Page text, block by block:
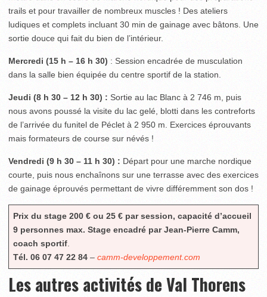
trails et pour travailler de nombreux muscles ! Des ateliers
ludiques et complets incluant 30 min de gainage avec bâtons. Une
sortie douce qui fait du bien de l’intérieur.
Mercredi (15 h – 16 h 30) : Session encadrée de musculation
dans la salle bien équipée du centre sportif de la station.
Jeudi (8 h 30 – 12 h 30) : Sortie au lac Blanc à 2 746 m, puis
nous avons poussé la visite du lac gelé, blotti dans les contreforts
de l’arrivée du funitel de Péclet à 2 950 m. Exercices éprouvants
mais formateurs de course sur névés !
Vendredi (9 h 30 – 11 h 30) : Départ pour une marche nordique
courte, puis nous enchaînons sur une terrasse avec des exercices
de gainage éprouvés permettant de vivre différemment son dos !
Prix du stage 200 € ou 25 € par session, capacité d’accueil
9 personnes max. Stage encadré par Jean-Pierre Camm,
coach sportif
Tél. 06 07 47 22 84 – camm-developpement.com
Les autres activités de Val Thorens